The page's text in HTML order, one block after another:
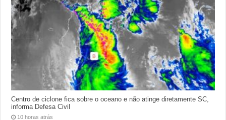
Centro de ciclone fica sobre o oceano e não atinge diretamente SC,
informa Defesa Civil
10 horas atrás